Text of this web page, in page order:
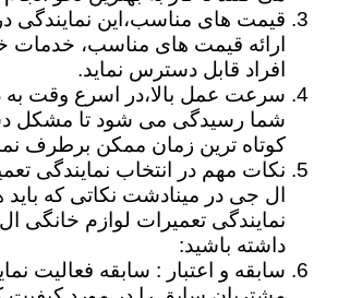
قیمت های مناسب،این نمایندگی
ارائه قیمت های مناسب، خدمات
افراد قابل دسترس نماید.
سرعت عمل بالا،در اسرع وقت
شما رسیدگی می شود تا مشکل
کوتاه ترین زمان ممکن برطرف
نکات مهم در انتخاب نمایندگی
ال جی در مینادشت نکاتی که باید
نمایندگی تعمیرات لوازم خانگی
داشته باشید:
سابقه و اعتبار : سابقه فعالیت